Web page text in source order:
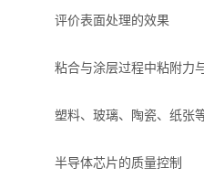
光学显微镜
力学测试仪
表面/界面性能测定仪
评价表面处理的效果
粘合与涂层过程中粘附力
塑料、玻璃、陶瓷、纸张
半导体芯片的质量控制